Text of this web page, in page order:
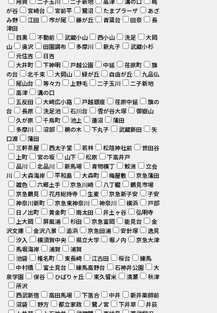
が谷
宮崎台 宮前平 鷺沼 たまプラーザ
あざ
み野
江田 市が尾 藤が丘 青葉台 田奈
長
津田
目黒
不動前 武蔵小山 西小山 洗足
大岡
山
奥沢 田園調布 多摩川 新丸子
武蔵小杉
元住吉
日吉
大井町
下神明 戸越公園 中延 荏原町
旗
の台
北千束 大岡山 緑が丘 自由が丘
九品仏
尾山台
等々力 上野毛 二子玉川
二子新地
高津
溝の口
五反田
大崎広小路 戸越銀座 荏原中延
旗の
台
長原 洗足池 石川台 雪が谷大塚
御嶽山
久が原
千鳥町 池上 蓮沼
蒲田
多摩川
沼部 鵜の木 下丸子 武蔵新田
矢
口渡
蒲田
三軒茶屋
西太子堂 若林 松陰神社前
世田谷
上町
宮の坂 山下 松原
下高井戸
品川
北品川 新馬場 青物横丁 鮫洲
立会
川
大森海岸 平和島 大森町 梅屋敷
京急蒲田
雑色
六郷土手 京急川崎 八丁畷
鶴見市場
京急鶴見
花月総持寺 生麦 京急新子安
子安
神奈川新町
京急東神奈川 神奈川 横浜
戸部
日ノ出町
黄金町 南太田 井土ヶ谷
弘明寺
上大岡
屏風浦 杉田 京急富岡 能見台
金
沢文庫
金沢八景 追浜 京急田浦 安針塚
逸見
汐入
横須賀中央 県立大学 堀ノ内
京急大津
馬堀海岸
浦賀
浦賀
池袋
椎名町 東長崎 江古田 桜台
練馬
中村橋
富士見台 練馬高野台 石神井公園
大
泉学園
保谷 ひばりヶ丘 東久留米 清瀬
秋津
所沢
西武新宿
高田馬場 下落合 中井
新井薬師前
沼袋
野方 都立家政 鷺ノ宮 下井草
井荻